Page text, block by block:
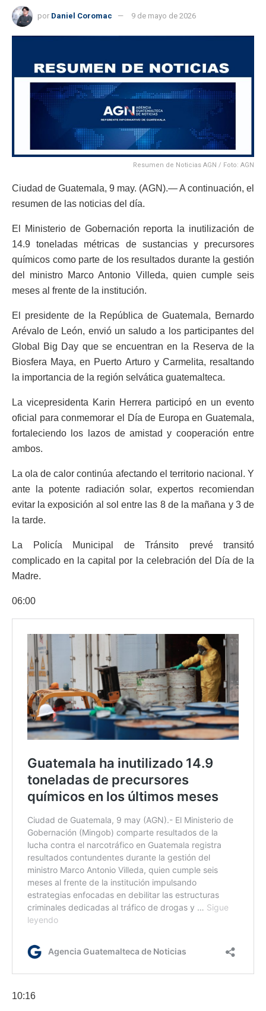
por Daniel Coromac 9 de mayo de 2026
Resumen de Noticias AGN / Foto: AGN
Ciudad de Guatemala, 9 may. (AGN).— A continuación, el
resumen de las noticias del día.
El Ministerio de Gobernación reporta la inutilización de
14.9 toneladas métricas de sustancias y precursores
químicos como parte de los resultados durante la gestión
del ministro Marco Antonio Villeda, quien cumple seis
meses al frente de la institución.
El presidente de la República de Guatemala, Bernardo
Arévalo de León, envió un saludo a los participantes del
Global Big Day que se encuentran en la Reserva de la
Biosfera Maya, en Puerto Arturo y Carmelita, resaltando
la importancia de la región selvática guatemalteca.
La vicepresidenta Karin Herrera participó en un evento
oficial para conmemorar el Día de Europa en Guatemala,
fortaleciendo los lazos de amistad y cooperación entre
ambos.
La ola de calor continúa afectando el territorio nacional. Y
ante la potente radiación solar, expertos recomiendan
evitar la exposición al sol entre las 8 de la mañana y 3 de
la tarde.
La Policía Municipal de Tránsito prevé transitó
complicado en la capital por la celebración del Día de la
Madre.
06:00
10:16